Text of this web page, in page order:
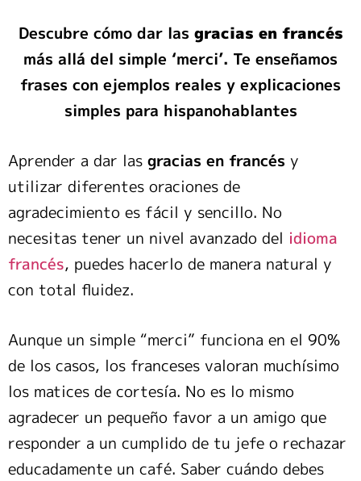
Descubre cómo dar las gracias en francés
más allá del simple ‘merci’. Te enseñamos
frases con ejemplos reales y explicaciones
simples para hispanohablantes
Aprender a dar las gracias en francés y
utilizar diferentes oraciones de
agradecimiento es fácil y sencillo. No
necesitas tener un nivel avanzado del idioma
francés, puedes hacerlo de manera natural y
con total fluidez.
Aunque un simple “merci” funciona en el 90%
de los casos, los franceses valoran muchísimo
los matices de cortesía. No es lo mismo
agradecer un pequeño favor a un amigo que
responder a un cumplido de tu jefe o rechazar
educadamente un café. Saber cuándo debes